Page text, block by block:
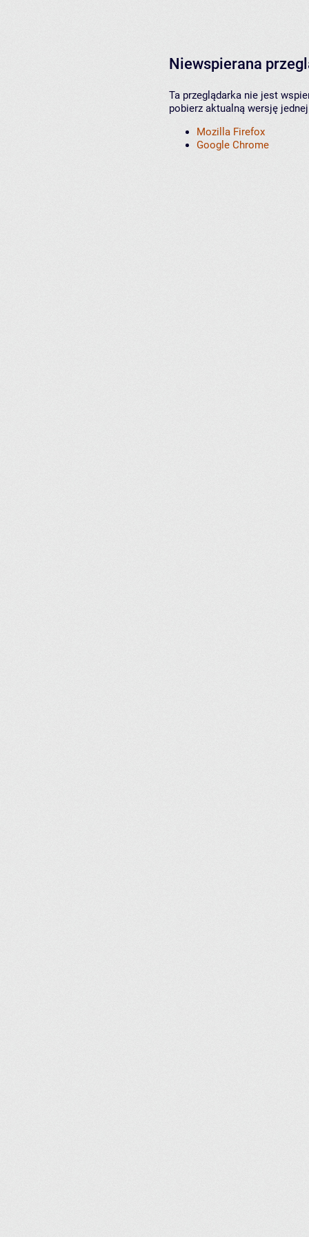
Niewspierana
Ta przeglądarka nie jest
pobierz aktualną wersję
Mozilla Firefox
Google Chrome